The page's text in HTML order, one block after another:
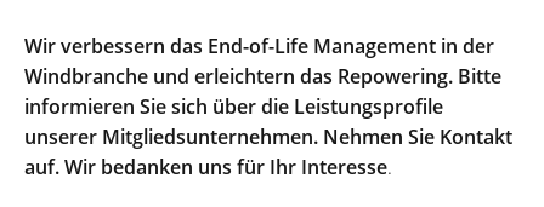
Wir verbessern das End-of-Life Management in der
Windbranche und erleichtern das Repowering. Bitte
informieren Sie sich über die Leistungsprofile
unserer Mitgliedsunternehmen. Nehmen Sie Kontakt
auf. Wir bedanken uns für Ihr Interesse.